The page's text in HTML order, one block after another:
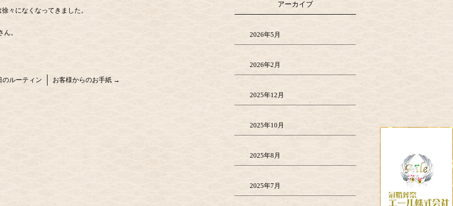
々になくなってきました。
。
ルーティン お客様からのお手紙 →
アーカイブ
2026年5月
2026年2月
2025年12月
2025年10月
2025年8月
2025年7月